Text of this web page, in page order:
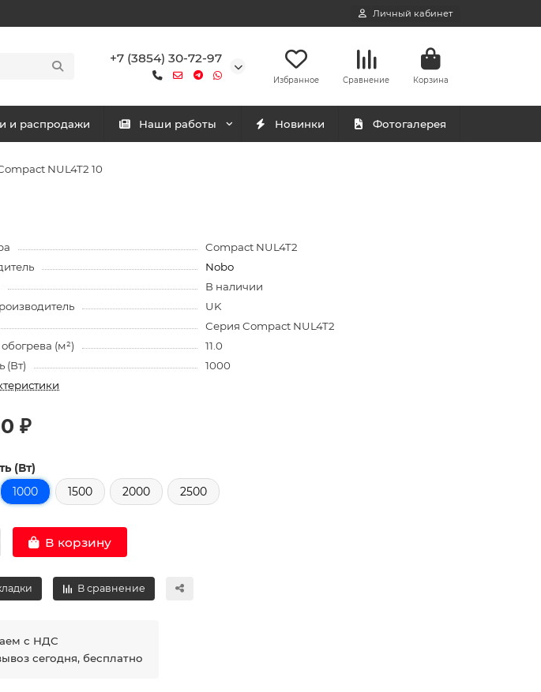
Личный кабинет
+7 (3854) 30-72-97
Избранное Сравнение Корзина
и распродажи Наши работы Новинки Фотогалерея
NUL4T2 10
Compact NUL4T2
Nobo
В наличии
UK
Серия Compact NUL4T2
(м²)
11.0
(Вт)
1000
₽
(Вт)
1000 1500 2000 2500
В корзину
В сравнение
с НДС
сегодня, бесплатно